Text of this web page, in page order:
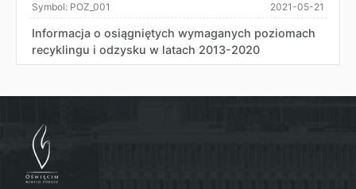
Symbol: POZ_001 2021-05-21
Informacja o osiągniętych wymaganych poziomach
recyklingu i odzysku w latach 2013-2020